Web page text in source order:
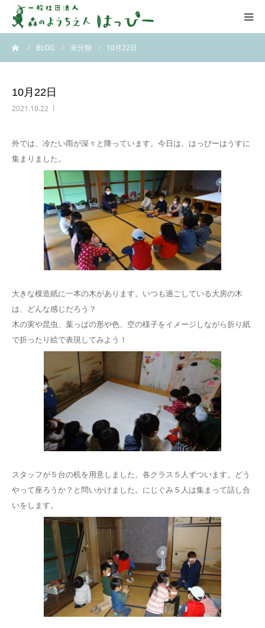
BLOG 未分類 10月22日
10月22日
2021.10.22
外では、冷たい雨が深々と降っています。今日は、はっぴーはうすに
集まりました。
大きな模造紙に一本の木があります。いつも過ごしている大房の木
は、どんな感じだろう？
木の実や昆虫、葉っぱの形や色、空の様子をイメージしながら折り紙
で折ったり絵で表現してみよう！
スタッフが５台の机を用意しました。各クラス５人ずついます。どう
やって座ろうか？と問いかけました。にじぐみ５人は集まって話し合
いをします。
はっぴーについて
アクセス